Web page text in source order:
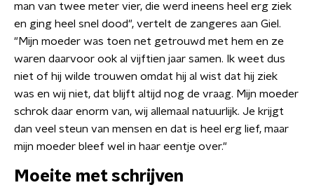
man van twee meter vier, die werd ineens heel erg ziek
en ging heel snel dood", vertelt de zangeres aan Giel.
"Mijn moeder was toen net getrouwd met hem en ze
waren daarvoor ook al vijftien jaar samen. Ik weet dus
niet of hij wilde trouwen omdat hij al wist dat hij ziek
was en wij niet, dat blijft altijd nog de vraag. Mijn moeder
schrok daar enorm van, wij allemaal natuurlijk. Je krijgt
dan veel steun van mensen en dat is heel erg lief, maar
mijn moeder bleef wel in haar eentje over."
Moeite met schrijven